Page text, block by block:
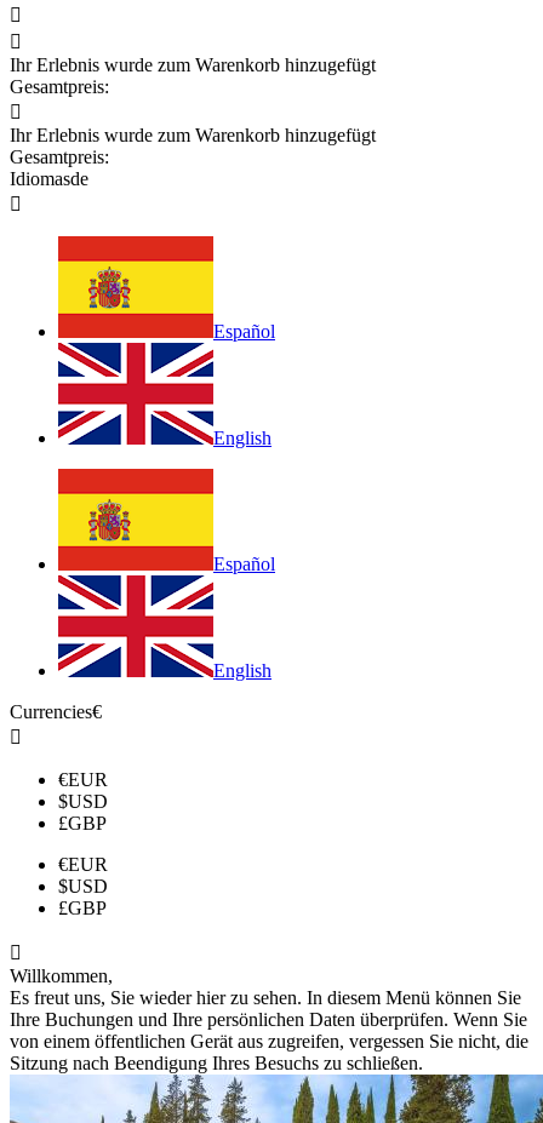


Ihr Erlebnis wurde zum Warenkorb hinzugefügt
Gesamtpreis:

Ihr Erlebnis wurde zum Warenkorb hinzugefügt
Gesamtpreis:
Idiomasde

Español
English
Español
English
Currencies€

€EUR
$USD
£GBP
€EUR
$USD
£GBP

Willkommen,
Es freut uns, Sie wieder hier zu sehen. In diesem Menü können Sie
Ihre Buchungen und Ihre persönlichen Daten überprüfen. Wenn Sie
von einem öffentlichen Gerät aus zugreifen, vergessen Sie nicht, die
Sitzung nach Beendigung Ihres Besuchs zu schließen.